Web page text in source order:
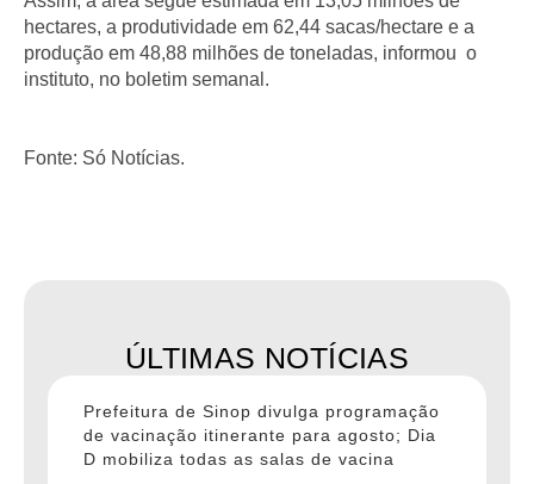
hectares, a produtividade em 62,44 sacas/hectare e a
produção em 48,88 milhões de toneladas, informou o
instituto, no boletim semanal.
Fonte: Só Notícias.
ÚLTIMAS NOTÍCIAS
Prefeitura de Sinop divulga programação
de vacinação itinerante para agosto; Dia
D mobiliza todas as salas de vacina